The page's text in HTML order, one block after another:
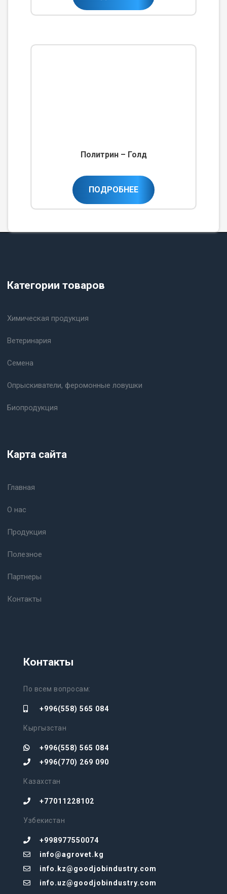
Политрин – Голд
ПОДРОБНЕЕ
Категории товаров
Химическая продукция
Ветеринария
Семена
Опрыскиватели, феромонные ловушки
Биопродукция
Карта сайта
Главная
О нас
Продукция
Полезное
Партнеры
Контакты
Контакты
По всем вопросам:
+996(558) 565 084
Кыргызстан
+996(558) 565 084
+996(770) 269 090
Казахстан
+77011228102
Узбекистан
+998977550074
info@agrovet.kg
info.kz@goodjobindustry.com
info.uz@goodjobindustry.com